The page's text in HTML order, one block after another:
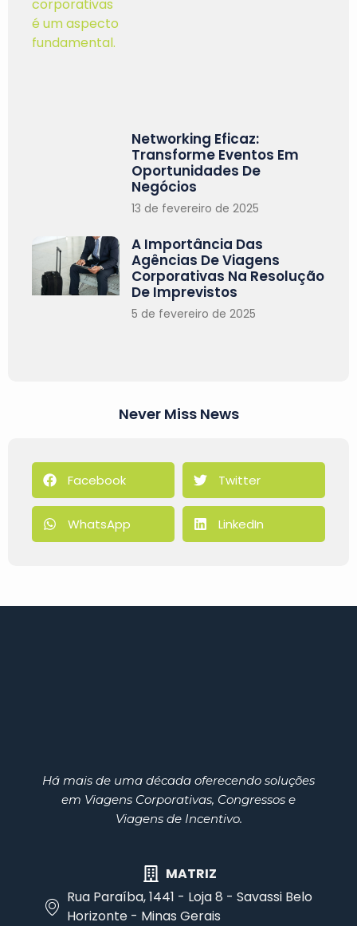
Networking Eficaz:
Transforme Eventos Em
Oportunidades De
Negócios
13 de fevereiro de 2025
A Importância Das
Agências De Viagens
Corporativas Na Resolução
De Imprevistos
5 de fevereiro de 2025
Never Miss News
Facebook Twitter
WhatsApp LinkedIn
Há mais de uma década oferecendo soluções
em Viagens Corporativas, Congressos e
Viagens de Incentivo.
MATRIZ
Rua Paraíba, 1441 - Loja 8 - Savassi Belo
Horizonte - Minas Gerais